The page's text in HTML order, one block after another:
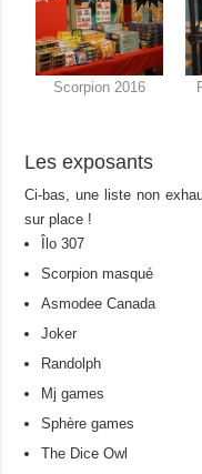
Scorpion 2016
Les exposants
Ci-bas, une liste non
sur place !
Îlo 307
Scorpion masqué
Asmodee Canada
Joker
Randolph
Mj games
Sphère games
The Dice Owl